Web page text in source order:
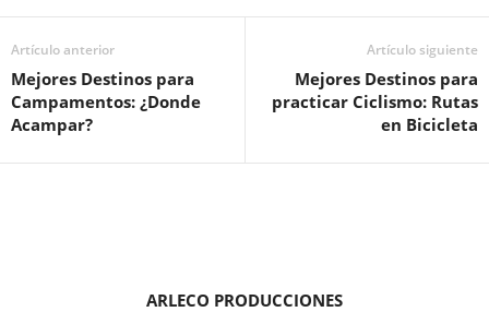
Artículo anterior
Mejores Destinos para
Campamentos: ¿Donde
Acampar?
Artículo siguiente
Mejores Destinos para
practicar Ciclismo: Rutas
en Bicicleta
ARLECO PRODUCCIONES